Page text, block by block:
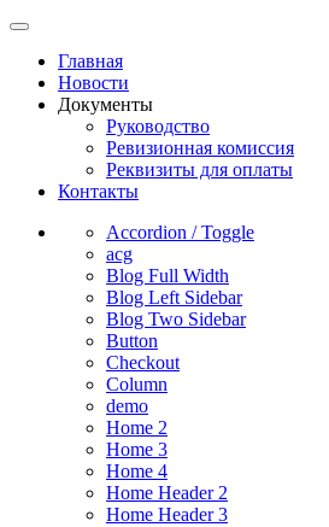
Главная
Новости
Документы
Руководство
Ревизионная комиссия
Реквизиты для оплаты
Контакты
Accordion / Toggle
acg
Blog Full Width
Blog Left Sidebar
Blog Two Sidebar
Button
Checkout
Column
demo
Home 2
Home 3
Home 4
Home Header 2
Home Header 3